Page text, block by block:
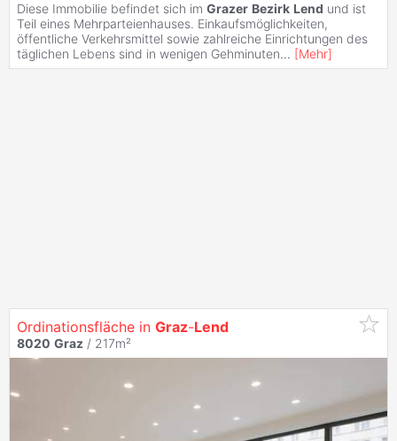
Diese Immobilie befindet sich im Grazer Bezirk Lend und ist
Teil eines Mehrparteienhauses. Einkaufsmöglichkeiten,
öffentliche Verkehrsmittel sowie zahlreiche Einrichtungen des
täglichen Lebens sind in wenigen Gehminuten... [Mehr]
Ordinationsfläche in Graz-Lend
8020 Graz / 217m²